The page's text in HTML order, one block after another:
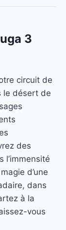
3
circuit de
le désert de
des
l’immensité
d’une
dans
à la
vous